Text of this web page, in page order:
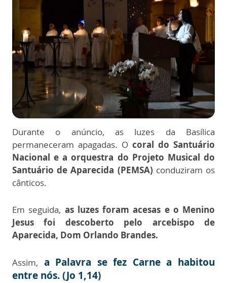
Durante o anúncio, as luzes da Basílica
permaneceram apagadas. O coral do Santuário
Nacional e a orquestra do Projeto Musical do
Santuário de Aparecida (PEMSA) conduziram os
cânticos.
Em seguida, as luzes foram acesas e o Menino
Jesus foi descoberto pelo arcebispo de
Aparecida, Dom Orlando Brandes.
Assim, a Palavra se fez Carne a habitou
entre nós. (Jo 1,14)